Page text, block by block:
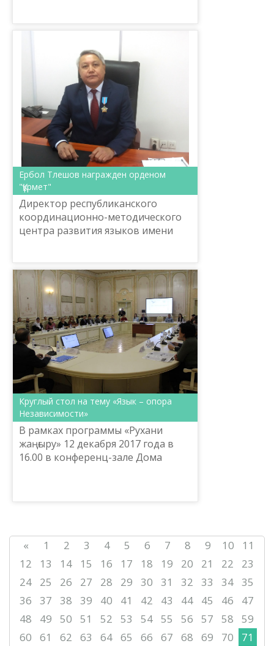
Ербол Тлешов награжден орденом
"Құрмет"
Директор республиканского
координационно-методического
центра развития языков имени
Круглый стол на тему «Язык – опора
Независимости»
В рамках программы «Рухани
жаңғыру» 12 декабря 2017 года в
16.00 в конференц-зале Дома
« 1 2 3 4 5 6 7 8 9 10
11
12
13 14 15 16 17 18 19 20 21 22
23
24
25 26 27 28 29 30 31 32 33 34 35
36
37 38 39 40 41 42 43 44 45 46
47
48
49 50 51 52 53 54 55 56 57 58
59
60
61 62 63 64 65 66 67 68 69 70
71